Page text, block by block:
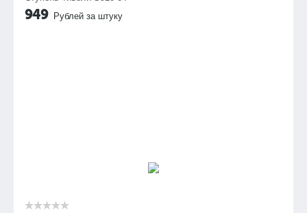
949 Рублей за штуку